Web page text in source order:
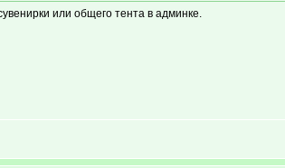
или общего тента в админке.